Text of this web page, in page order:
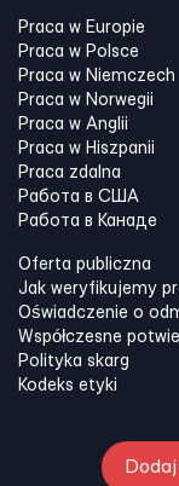
Praca w Europie
Praca w Polsce
Praca w Niemczech
Praca w Norwegii
Praca w Anglii
Praca w Hiszpanii
Praca zdalna
Работа в США
Работа в Канадe
Oferta publiczna
Jak weryfikujemy
Oświadczenie o
Współczesne
Polityka skarg
Kodeks etyki